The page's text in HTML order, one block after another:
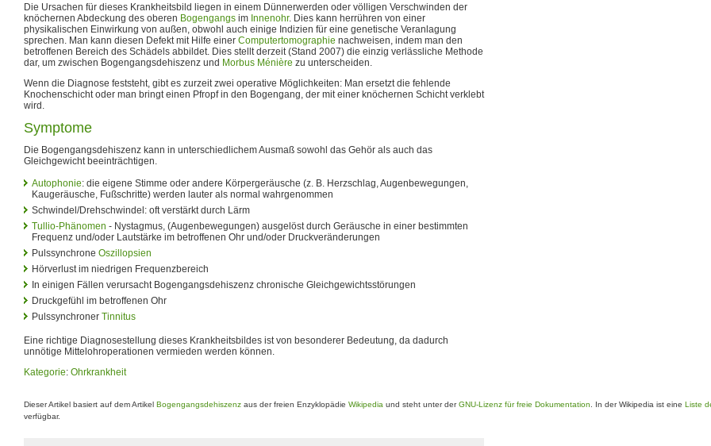
Die Ursachen für dieses Krankheitsbild liegen in einem Dünnerwerden oder völligen Verschwinden der
knöchernen Abdeckung des oberen Bogengangs im Innenohr. Dies kann herrühren von einer
physikalischen Einwirkung von außen, obwohl auch einige Indizien für eine genetische Veranlagung
sprechen. Man kann diesen Defekt mit Hilfe einer Computertomographie nachweisen, indem man den
betroffenen Bereich des Schädels abbildet. Dies stellt derzeit (Stand 2007) die einzig verlässliche Methode
dar, um zwischen Bogengangsdehiszenz und Morbus Ménière zu unterscheiden.
Wenn die Diagnose feststeht, gibt es zurzeit zwei operative Möglichkeiten: Man ersetzt die fehlende
Knochenschicht oder man bringt einen Pfropf in den Bogengang, der mit einer knöchernen Schicht verklebt
wird.
Symptome
Die Bogengangsdehiszenz kann in unterschiedlichem Ausmaß sowohl das Gehör als auch das
Gleichgewicht beeinträchtigen.
Autophonie: die eigene Stimme oder andere Körpergeräusche (z. B. Herzschlag, Augenbewegungen,
Kaugeräusche, Fußschritte) werden lauter als normal wahrgenommen
Schwindel/Drehschwindel: oft verstärkt durch Lärm
Tullio-Phänomen - Nystagmus, (Augenbewegungen) ausgelöst durch Geräusche in einer bestimmten
Frequenz und/oder Lautstärke im betroffenen Ohr und/oder Druckveränderungen
Pulssynchrone Oszillopsien
Hörverlust im niedrigen Frequenzbereich
In einigen Fällen verursacht Bogengangsdehiszenz chronische Gleichgewichtsstörungen
Druckgefühl im betroffenen Ohr
Pulssynchroner Tinnitus
Eine richtige Diagnosestellung dieses Krankheitsbildes ist von besonderer Bedeutung, da dadurch
unnötige Mittelohroperationen vermieden werden können.
Kategorie: Ohrkrankheit
Dieser Artikel basiert auf dem Artikel Bogengangsdehiszenz aus der freien Enzyklopädie Wikipedia und steht unter derGNU-Lizenz für freie Dokumentation . In der Wikipedia ist eine Liste
verfügbar.